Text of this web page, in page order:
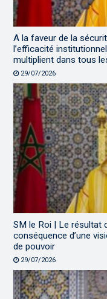
A la faveur de la
l’efficacité
multiplient dans tous
29/07/2026
SM le Roi | Le résultat
conséquence d’une
de pouvoir
29/07/2026